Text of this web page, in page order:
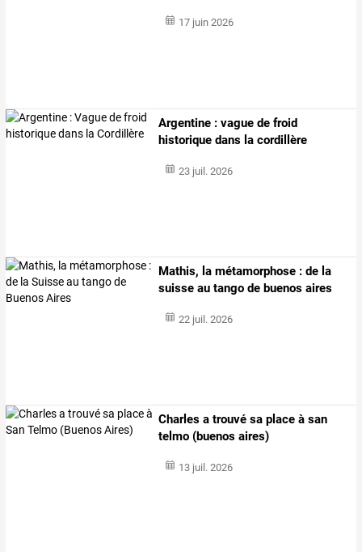
17 juin 2026
Argentine : vague de froid
historique dans la cordillère
23 juil. 2026
Mathis, la métamorphose : de la
suisse au tango de buenos aires
22 juil. 2026
Charles a trouvé sa place à san
telmo (buenos aires)
13 juil. 2026